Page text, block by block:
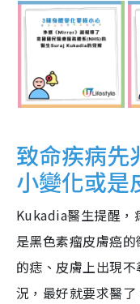
致命疾病先
小變化或是
Kukadia醫生提醒，
是黑色素瘤皮膚癌
的痣、皮膚上出現
況，最好就要求醫了